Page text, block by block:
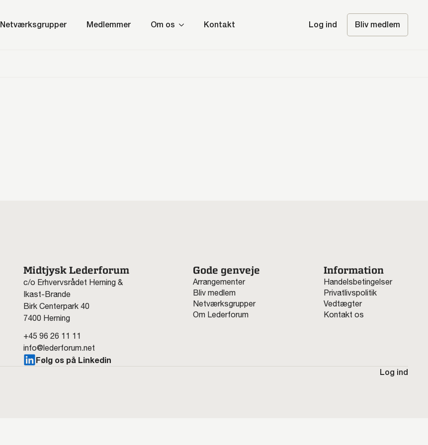
Netværksgrupper Medlemmer Om os Kontakt Log ind Bliv medlem
Midtjysk Lederforum
c/o Erhvervsrådet Herning &
Ikast-Brande
Birk Centerpark 40
7400 Herning
+45 96 26 11 11
info@lederforum.net
Følg os på Linkedin
Gode genveje
Arrangementer
Bliv medlem
Netværksgrupper
Om Lederforum
Information
Handelsbetingelser
Privatlivspolitik
Vedtægter
Kontakt os
Log ind